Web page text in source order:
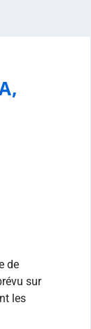
de
sur
les